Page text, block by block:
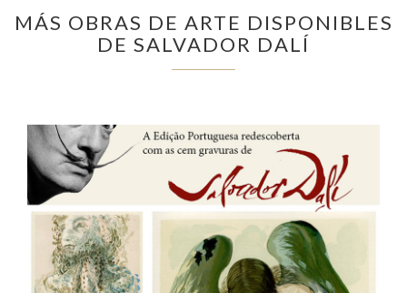
MÁS OBRAS DE ARTE DISPONIBLES
DE SALVADOR DALÍ